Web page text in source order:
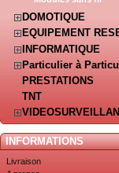
DOMOTIQUE
EQUIPEMENT
INFORMATIQUE
Particulier à
PRESTATIONS
TNT
INFORMATIONS
Livraison